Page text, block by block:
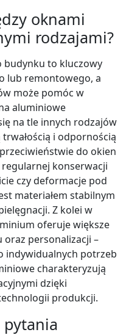
oknami
rodzajami?
budynku to kluczowy
lub remontowego, a
może pomóc w
aluminiowe
na tle innych rodzajów
i odpornością
do okien
konserwacji
czy deformacje pod
materiałem stabilnym
Z kolei w
oferuje większe
oraz personalizacji –
indywidualnych potrzeb
charakteryzują
dzięki
produkcji.
pytania